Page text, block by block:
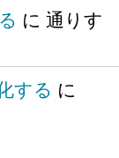
に 通りす
する に